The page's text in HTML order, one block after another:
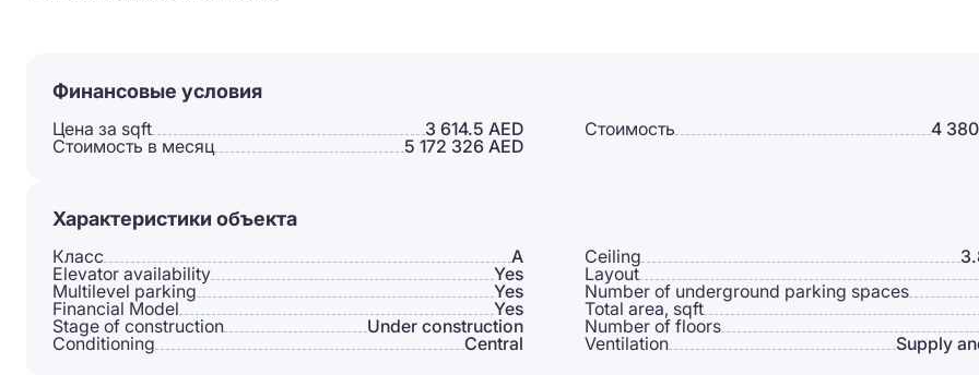
Финансовые условия
Цена за sqft 3 614.5 AED Стоимость
4
Стоимость в месяц
5 172 326 AED
Характеристики объекта
Класс A Ceiling
Elevator availability
Yes Layout
Multilevel parking
Yes Number of underground parking spaces
Financial Model
Yes Total area, sqft
Stage of construction
Under construction Number of floors
Conditioning
Сentral Ventilation Supply